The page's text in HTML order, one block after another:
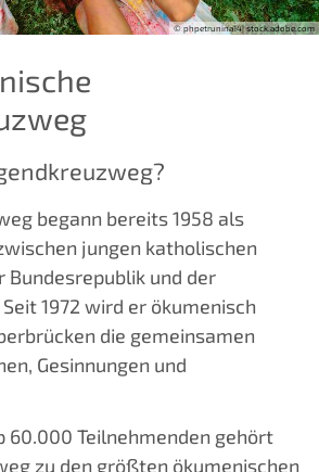
© phpetrunina14| stock.adobe.com
begann bereits 1958 als
jungen katholischen
Bundesrepublik und der
1972 wird er ökumenisch
die gemeinsamen
Gesinnungen und
60.000 Teilnehmenden gehört
zu den größten ökumenischen